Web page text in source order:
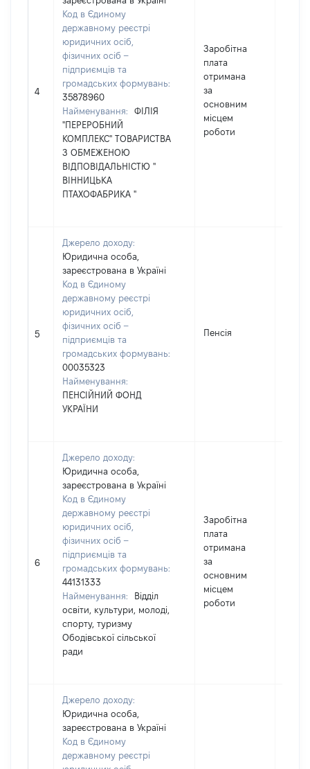
4
Код в Єдиному
державному реєстрі
юридичних осіб,
фізичних осіб –
підприємців та
громадських формувань:
35878960
Найменування:
ФІЛІЯ
"ПЕРЕРОБНИЙ
КОМПЛЕКС" ТОВАРИСТВА
З ОБМЕЖЕНОЮ
ВІДПОВІДАЛЬНІСТЮ "
ВІННИЦЬКА
ПТАХОФАБРИКА "
Заробітна
плата
отримана
за
основним
місцем
роботи
5
Джерело доходу:
Юридична особа,
зареєстрована в Україні
Код в Єдиному
державному реєстрі
юридичних осіб,
фізичних осіб –
підприємців та
громадських формувань:
00035323
Найменування:
ПЕНСІЙНИЙ ФОНД
УКРАЇНИ
Пенсія
6
Джерело доходу:
Юридична особа,
зареєстрована в Україні
Код в Єдиному
державному реєстрі
юридичних осіб,
фізичних осіб –
підприємців та
громадських формувань:
44131333
Найменування:
Відділ
освіти, культури, молоді,
спорту, туризму
Ободівської сільської
ради
Заробітна
плата
отримана
за
основним
місцем
роботи
Джерело доходу:
Юридична особа,
зареєстрована в Україні
Код в Єдиному
державному реєстрі